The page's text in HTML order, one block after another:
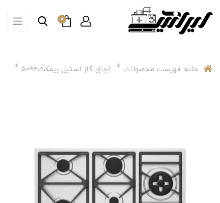
0
خانه فهرست محصولات اجاق گاز استیل بیمکث۵۰۹۳